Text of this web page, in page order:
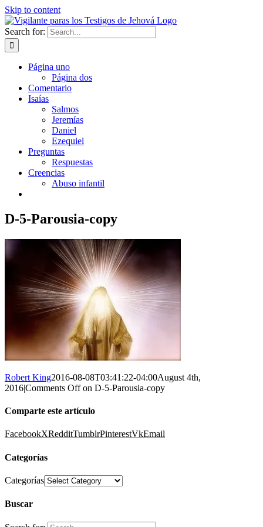
Skip to content
Search for:
Página uno
Página dos
Comentario
Isaías
Salmos
Jeremías
Daniel
Ezequiel
Preguntas
Respuestas
Creencias
Abuso infantil
D-5-Parousia-copy
Robert King2016-08-08T03:41:22-04:00August 4th,
2016|Comments Offon D-5-Parousia-copy
Comparte este artículo
FacebookXRedditTumblrPinterestVkEmail
Categorías
Categorías
Buscar